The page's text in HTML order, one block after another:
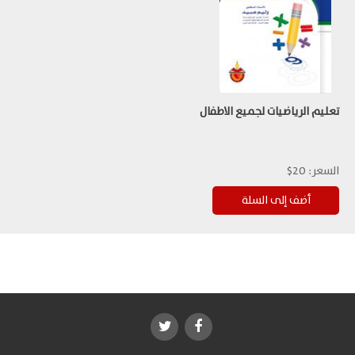
تعليم الرياضيات لجميع الاطفال
السعر: 20$